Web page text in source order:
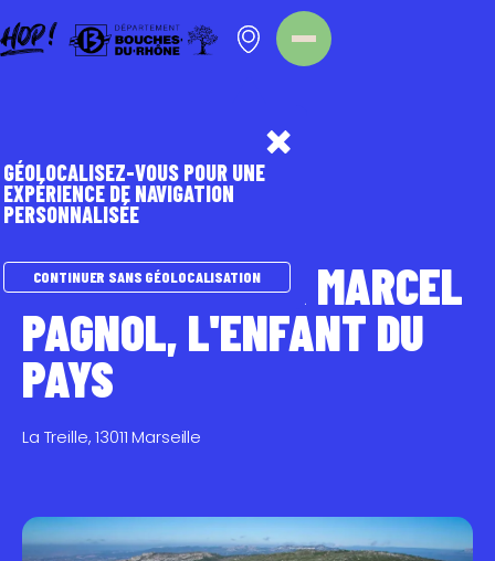
SUR LES PAS DE MARCEL
PAGNOL, L'ENFANT DU
PAYS
La Treille, 13011 Marseille
GÉOLOCALISEZ-VOUS POUR UNE
EXPÉRIENCE DE NAVIGATION
PERSONNALISÉE
CONTINUER SANS GÉOLOCALISATION